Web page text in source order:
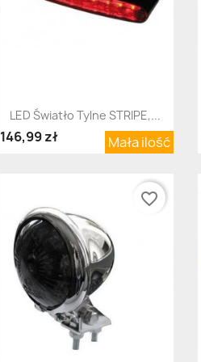
Szybki podgląd
LED Światło Tylne STRIPE,...
Mała ilość
146,99 zł
favorite_border